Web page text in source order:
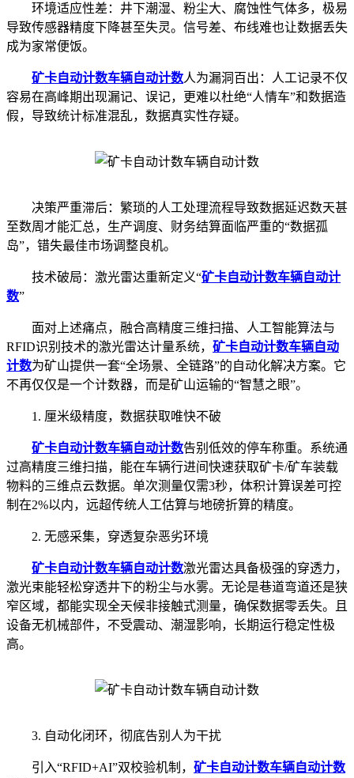
环境适应性差：井下潮湿、粉尘大、腐蚀性气体多，极易
导致传感器精度下降甚至失灵。信号差、布线难也让数据丢失
成为家常便饭。
矿卡自动计数车辆自动计数人为漏洞百出：人工记录不仅
容易在高峰期出现漏记、误记，更难以杜绝“人情车”和数据造
假，导致统计标准混乱，数据真实性存疑。
决策严重滞后：繁琐的人工处理流程导致数据延迟数天甚
至数周才能汇总，生产调度、财务结算面临严重的“数据孤
岛”，错失最佳市场调整良机。
技术破局：激光雷达重新定义“矿卡自动计数车辆自动计
数”
面对上述痛点，融合高精度三维扫描、人工智能算法与
RFID识别技术的激光雷达计量系统， 矿卡自动计数车辆自动
计数为矿山提供一套“全场景、全链路”的自动化解决方案。它
不再仅仅是一个计数器，而是矿山运输的“智慧之眼”。
1. 厘米级精度，数据获取唯快不破
矿卡自动计数车辆自动计数告别低效的停车称重。系统通
过高精度三维扫描，能在车辆行进间快速获取矿卡/矿车装载
物料的三维点云数据。单次测量仅需3秒，体积计算误差可控
制在2%以内，远超传统人工估算与地磅折算的精度。
2. 无感采集，穿透复杂恶劣环境
矿卡自动计数车辆自动计数激光雷达具备极强的穿透力，
激光束能轻松穿透井下的粉尘与水雾。无论是巷道弯道还是狭
窄区域，都能实现全天候非接触式测量，确保数据零丢失。且
设备无机械部件，不受震动、潮湿影响，长期运行稳定性极
高。
3. 自动化闭环，彻底告别人为干扰
引入“RFID+AI”双校验机制， 矿卡自动计数车辆自动计数